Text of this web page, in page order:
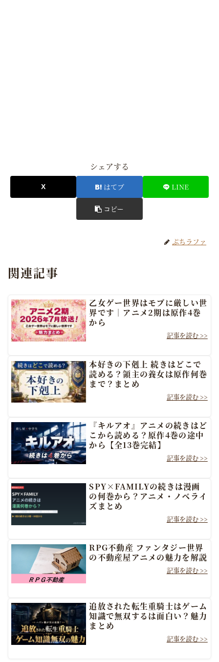
シェアする
はてブ LINE
コピー
ぷちラファ
関連記事
乙女ゲー世界はモブに厳しい世
界です｜アニメ2期は原作4巻
から
本好きの下剋上 続きはどこで
読める？領主の養女は原作何巻
まで？まとめ
『キルアオ』アニメの続きはど
こから読める？原作4巻の途中
から【全13巻完結】
SPY×FAMILYの続きは漫画
の何巻から？アニメ・ノベライ
ズまとめ
RPG不動産 ファンタジー世界
の不動産屋アニメの魅力を解説
追放された転生重騎士はゲーム
知識で無双するは面白い？魅力
まとめ